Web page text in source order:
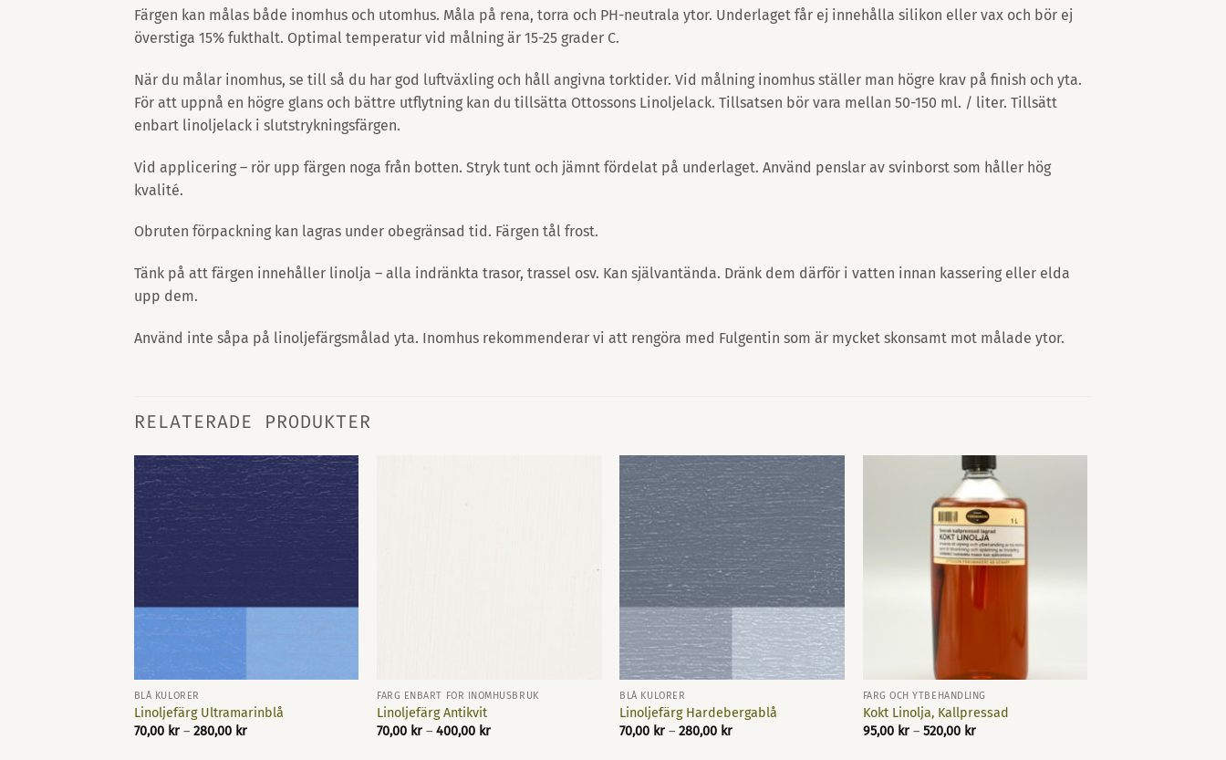
Färgen kan målas både inomhus och utomhus. Måla på rena, torra och PH-neutrala ytor. Underlaget får ej innehålla silikon eller vax och bör ej
överstiga 15% fukthalt. Optimal temperatur vid målning är 15-25 grader C.
När du målar inomhus, se till så du har god luftväxling och håll angivna torktider. Vid målning inomhus ställer man högre krav på finish och yta.
För att uppnå en högre glans och bättre utflytning kan du tillsätta Ottossons Linoljelack. Tillsatsen bör vara mellan 50-150 ml. / liter. Tillsätt
enbart linoljelack i slutstrykningsfärgen.
Vid applicering – rör upp färgen noga från botten. Stryk tunt och jämnt fördelat på underlaget. Använd penslar av svinborst som håller hög
kvalité.
Obruten förpackning kan lagras under obegränsad tid. Färgen tål frost.
Tänk på att färgen innehåller linolja – alla indränkta trasor, trassel osv. Kan självantända. Dränk dem därför i vatten innan kassering eller elda
upp dem.
Använd inte såpa på linoljefärgsmålad yta. Inomhus rekommenderar vi att rengöra med Fulgentin som är mycket skonsamt mot målade ytor.
RELATERADE PRODUKTER
BLÅ KULÖRER
Linoljefärg Ultramarinblå
70,00 kr – 280,00 krPrisintervall:
FÄRG ENBART FÖR INOMHUSBRUK
Linoljefärg Antikvit
70,00 kr – 400,00 krPrisintervall:
BLÅ KULÖRER
Linoljefärg Hardebergablå
70,00 kr – 280,00 krPrisintervall:
FÄRG OCH YTBEHANDLING
Kokt Linolja, Kallpressad
95,00 kr – 520,00 krPrisintervall: